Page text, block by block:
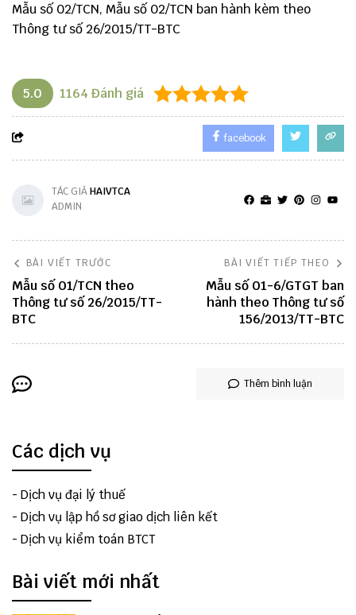
Mẫu số 02/TCN, Mẫu số 02/TCN ban hành kèm theo
Thông tư số 26/2015/TT-BTC
5.0 1164 Đánh giá
facebook
TÁC GIẢHAIVTCA
ADMIN
BÀI VIẾT TRƯỚC
Mẫu số 01/TCN theo
Thông tư số 26/2015/TT-
BTC
BÀI VIẾT TIẾP THEO
Mẫu số 01-6/GTGT ban
hành theo Thông tư số
156/2013/TT-BTC
Thêm bình luận
Các dịch vụ
- Dịch vụ đại lý thuế
- Dịch vụ lập hồ sơ giao dịch liên kết
- Dịch vụ kiểm toán BTCT
Bài viết mới nhất